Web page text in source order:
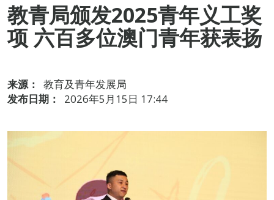
教青局颁发2025青年义工奖
项 六百多位澳门青年获表扬
来源：
教育及青年发展局
发布日期：
2026年5月15日 17:44